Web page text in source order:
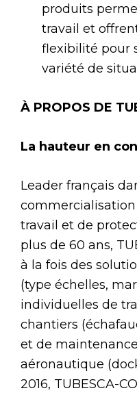
produits
travail et
flexibilité pour
variété de
À PROPOS DE
La hauteur en
Leader français
commercialisation
travail et de
plus de 60 ans,
à la fois des
(type échelles,
individuelles de
chantiers
et de
aéronautique
2016, TUBESCA-